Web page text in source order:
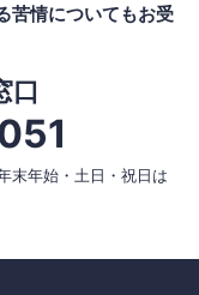
苦情についてもお受
口
末年始・土日・祝日は